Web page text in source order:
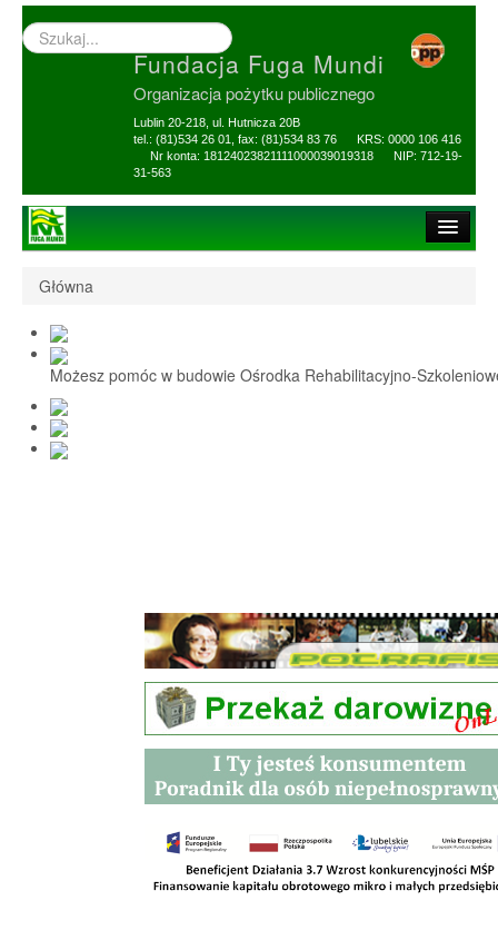
Wyszukiwarka
–
Fundacja Fuga Mundi
Organizacja pożytku publicznego
Lublin 20-218, ul. Hutnicza 20B
tel.: (81)534 26 01, fax: (81)534 83 76 KRS: 0000 106 416
Nr konta: 18124023821111000039019318 NIP: 712-19-
31-563
1,5% i darowizny
Nasi Beneficjenci
Ośrodek Reh-Szkol
Sprawozdania
Główna
Możesz pomóc w budowie Ośrodka Rehabilitacyjno-